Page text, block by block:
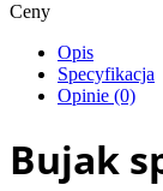
Ceny
Opis
Specyfikacja
Opinie (0)
Bujak